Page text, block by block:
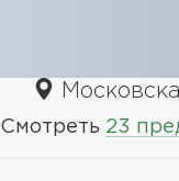
Смотреть 23